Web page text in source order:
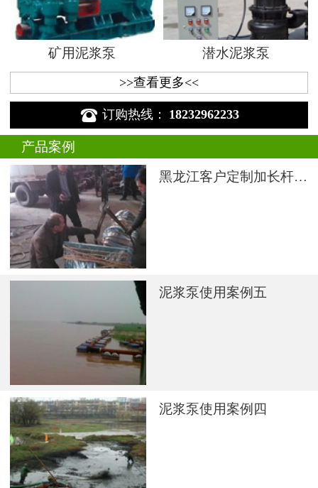
矿用泥浆泵 潜水泥浆泵
>>查看更多<<
 订购热线： 18232962233
产品案例
黑龙江客户定制加长杆液下渣浆泵
泥浆泵使用案例五
泥浆泵使用案例四